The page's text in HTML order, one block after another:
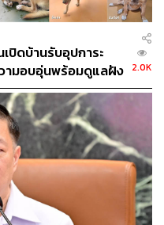
ระสานเครือข่ายกลุ่มคน
ละฉีดวัคซีนก่อนจด
ะดำเนินการทำหมันและ
600 ตัว
บียนสัตว์เลี้ยง แมวจรจัด
ปิดบ้านรับอุปการะ
ามอบอุ่นพร้อมดูแลฝัง
2.0K